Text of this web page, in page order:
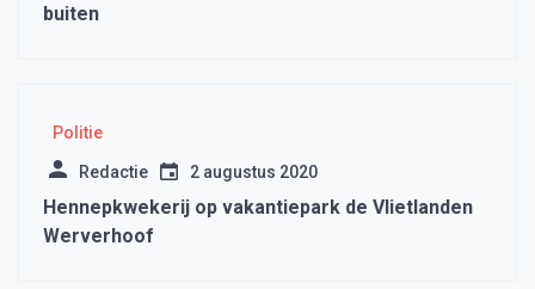
buiten
Politie
Redactie 2 augustus 2020
Hennepkwekerij op vakantiepark de Vlietlanden
Werverhoof